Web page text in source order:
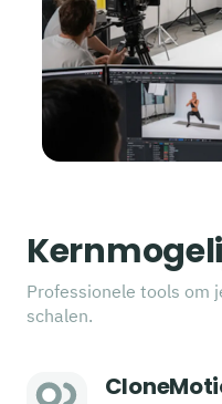
Professionele tools om
schalen.